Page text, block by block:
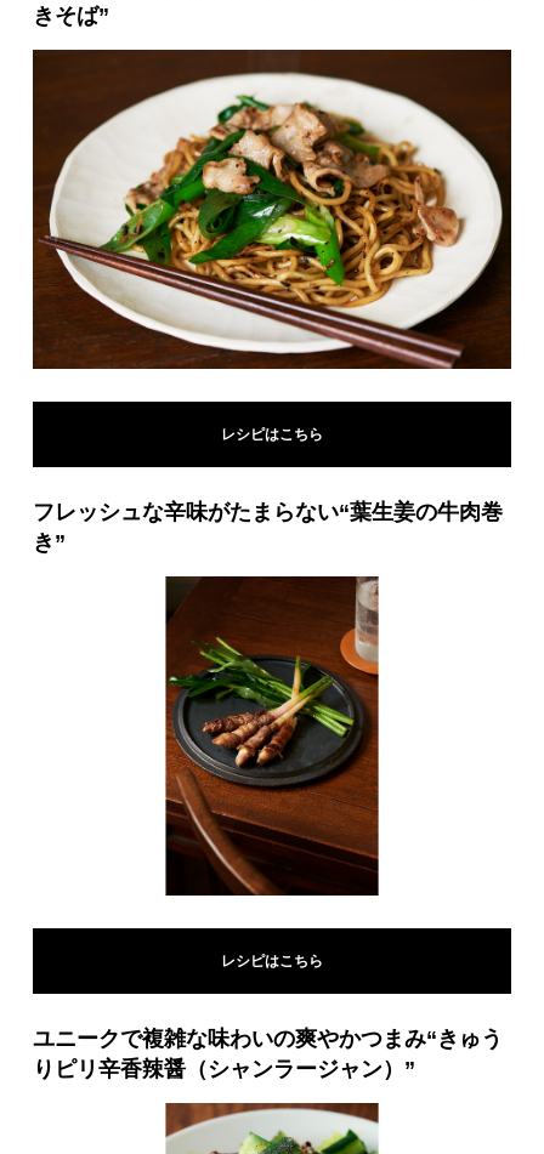
きそば”
レシピはこちら
フレッシュな辛味がたまらない“葉生姜の牛肉巻
き”
レシピはこちら
ユニークで複雑な味わいの爽やかつまみ“きゅう
りピリ辛香辣醤（シャンラージャン）”